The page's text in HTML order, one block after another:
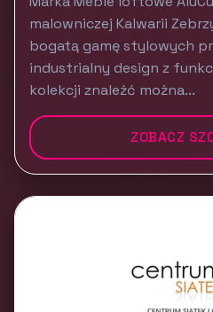
malowniczej Kalwarii
bogatą gamę stylowych
industrialny design z
kolekcji znaleźć można...
ZOBACZ